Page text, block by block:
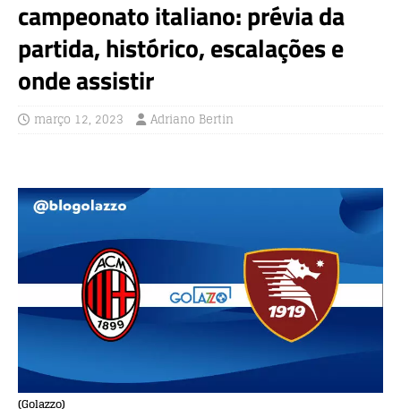
campeonato italiano: prévia da
partida, histórico, escalações e
onde assistir
março 12, 2023 Adriano Bertin
(Golazzo)